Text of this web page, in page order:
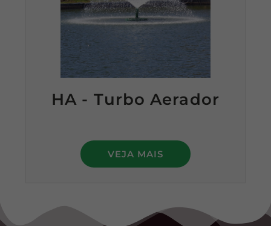
HA - Turbo Aerador
VEJA MAIS